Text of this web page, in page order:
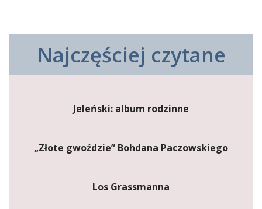
Najczęściej czytane
Jeleński: album rodzinne
„Złote gwoździe” Bohdana Paczowskiego
Los Grassmanna